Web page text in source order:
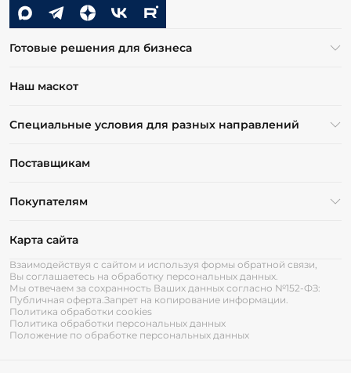
Готовые решения для бизнеса
Наш маскот
Специальные условия для разных направлений
Поставщикам
Покупателям
Карта сайта
Взаимодействуя с сайтом и используя формы обратной связи,
Вы соглашаетесь на обработку персональных данных.
Мы отвечаем за сохранность Ваших данных согласно №152-ФЗ:
Публичная оферта.Запрет на копирование информации.
Политика обработки cookies
Политика обработки персональных данных
Положение по обработке персональных данных